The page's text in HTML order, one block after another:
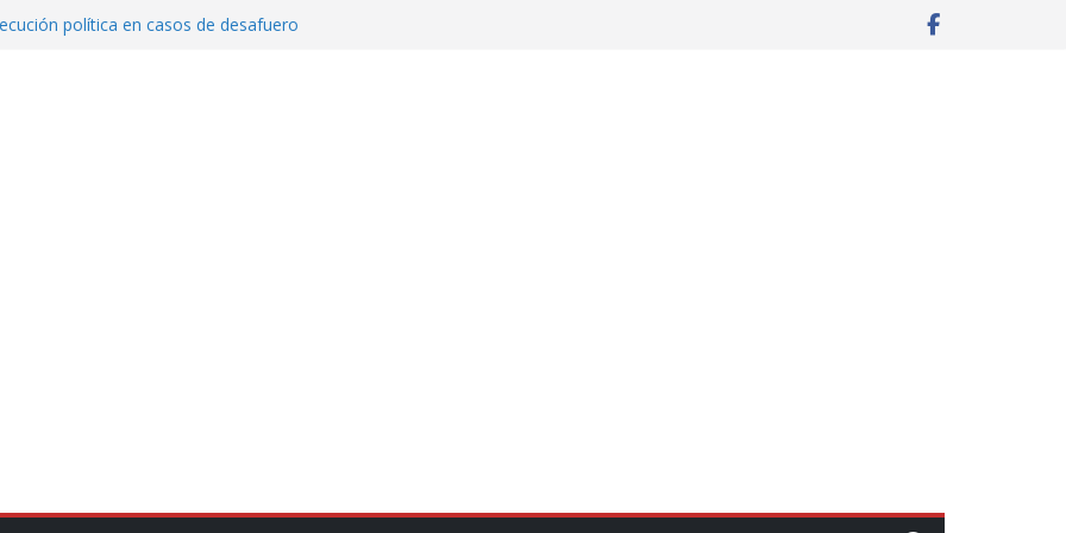
política en casos de desafuero